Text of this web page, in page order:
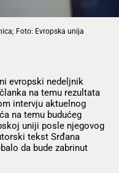
Foto: Evropska unija
evropski nedeljnik
na temu rezultata
intervju aktuelnog
na temu budućeg
uniji posle njegovog
tekst Srđana
da bude zabrinut